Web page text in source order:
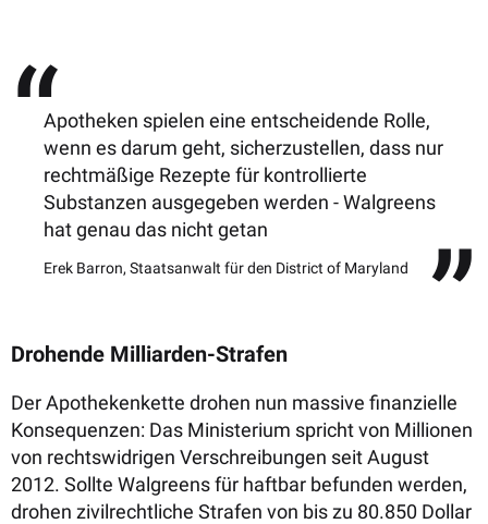
Apotheken spielen eine entscheidende Rolle,
wenn es darum geht, sicherzustellen, dass nur
rechtmäßige Rezepte für kontrollierte
Substanzen ausgegeben werden - Walgreens
hat genau das nicht getan
Erek Barron, Staatsanwalt für den District of Maryland
Drohende Milliarden-Strafen
Der Apothekenkette drohen nun massive finanzielle
Konsequenzen: Das Ministerium spricht von Millionen
von rechtswidrigen Verschreibungen seit August
2012. Sollte Walgreens für haftbar befunden werden,
drohen zivilrechtliche Strafen von bis zu 80.850 Dollar